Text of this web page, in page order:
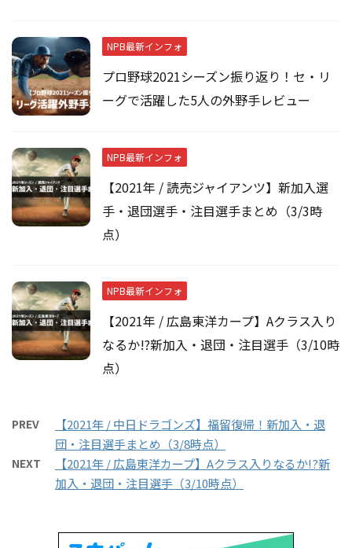
NPB最新インフォ
プロ野球2021シーズン振り返り！セ・リ
ーグで活躍した5人の外野手レビュー
NPB最新インフォ
【2021年 / 読売ジャイアンツ】新加入選
手・退団選手・注目選手まとめ（3/3時
点）
NPB最新インフォ
【2021年 / 広島東洋カープ】Aクラス入り
なるか!?新加入・退団・注目選手（3/10時
点）
PREV
【2021年 / 中日ドラゴンズ】福留復帰！新加入・退
団・注目選手まとめ（3/8時点）
NEXT
【2021年 / 広島東洋カープ】Aクラス入りなるか!?新
加入・退団・注目選手（3/10時点）